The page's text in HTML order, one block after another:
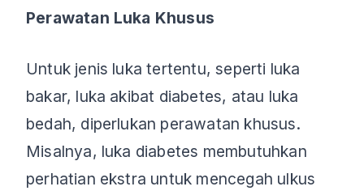
Perawatan Luka Khusus
Untuk jenis luka tertentu, seperti luka
bakar, luka akibat diabetes, atau luka
bedah, diperlukan perawatan khusus.
Misalnya, luka diabetes membutuhkan
perhatian ekstra untuk mencegah ulkus